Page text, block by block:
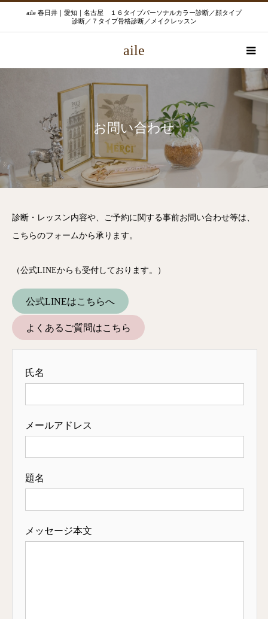
aile 春日井｜愛知｜名古屋 １６タイプパーソナルカラー診断／顔タイプ
診断／７タイプ骨格診断／メイクレッスン
aile
お問い合わせ
診断・レッスン内容や、ご予約に関する事前お問い合わせ等は、
こちらのフォームから承ります。
（公式LINEからも受付しております。）
公式LINEはこちらへ
よくあるご質問はこちら
氏名
メールアドレス
題名
メッセージ本文